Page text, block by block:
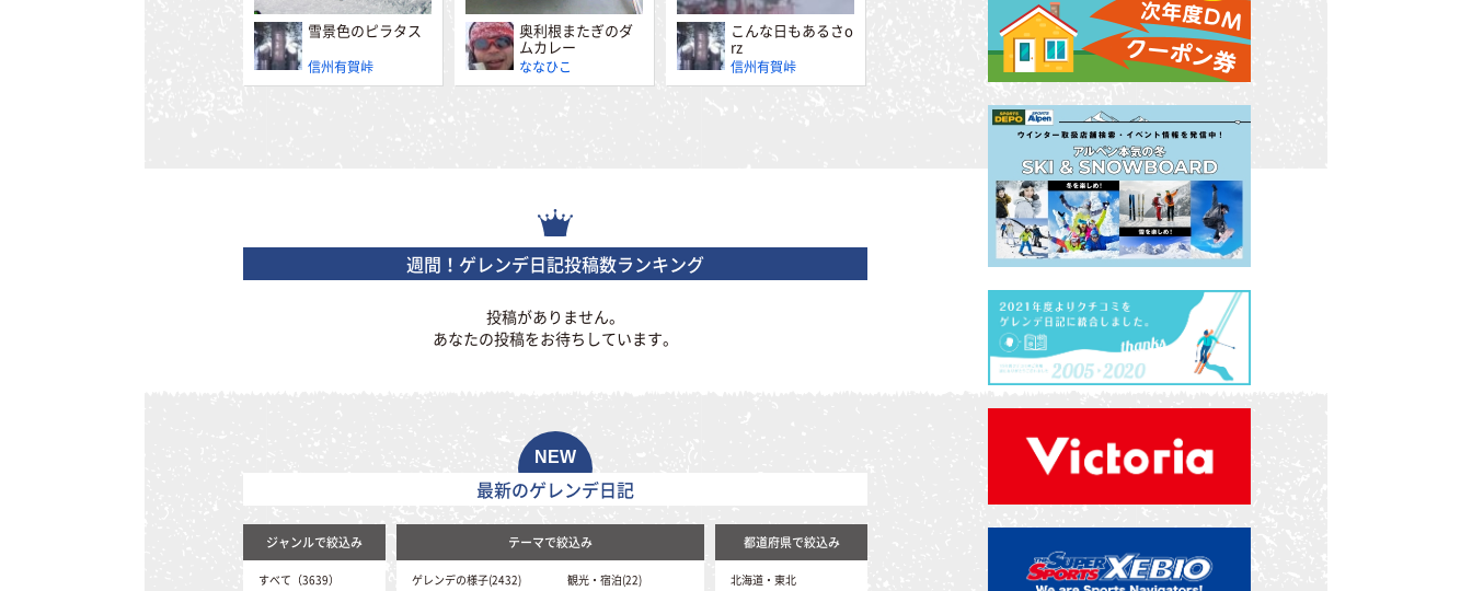
雪景色のピラタス
信州有賀峠
奥利根またぎのダ
ムカレー
ななひこ
こんな日もあるさo
rz
信州有賀峠
週間！ゲレンデ日記投稿数ランキング
投稿がありません。
あなたの投稿をお待ちしています。
最新のゲレンデ日記
ジャンルで絞込み テーマで絞込み 都道府県で絞込み
すべて（3639）
ゲレンデの様子(2432)
観光・宿泊(22)
北海道・東北